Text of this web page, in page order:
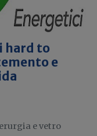
hard to
e
e vetro